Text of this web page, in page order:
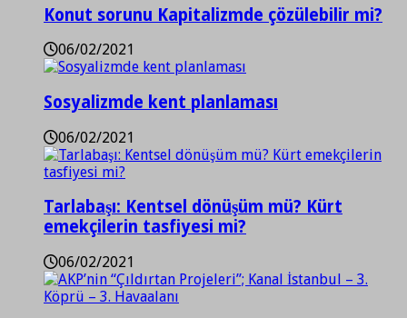
Konut sorunu Kapitalizmde çözülebilir mi?
06/02/2021
Sosyalizmde kent planlaması
06/02/2021
Tarlabaşı: Kentsel dönüşüm mü? Kürt
emekçilerin tasfiyesi mi?
06/02/2021